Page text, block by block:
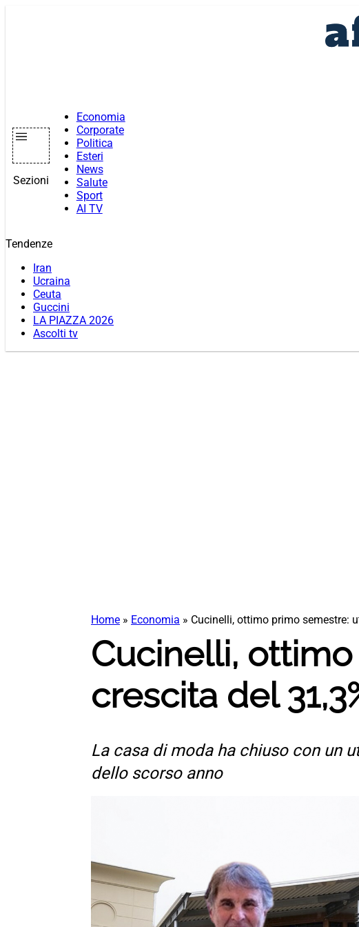
Sezioni
Economia
Corporate
Politica
Esteri
News
Salute
Sport
AI TV
Tendenze
Iran
Ucraina
Ceuta
Guccini
LA PIAZZA 2026
Ascolti tv
Home » Economia » Cucinelli, ottimo primo semestre:
Cucinelli,
crescita del
La casa di moda ha chiuso con un
dello scorso anno